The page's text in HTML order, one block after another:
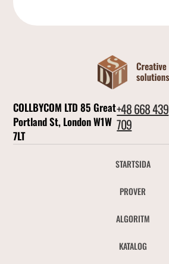
COLLBYCOM LTD 85 Great
Portland St, London W1W
7LT
+48 668 439
709
STARTSIDA
PROVER
ALGORITM
KATALOG